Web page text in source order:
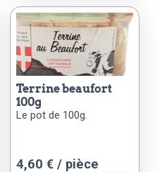
terrine beaufort
100g
Le pot de 100g.
4,60 € / pièce